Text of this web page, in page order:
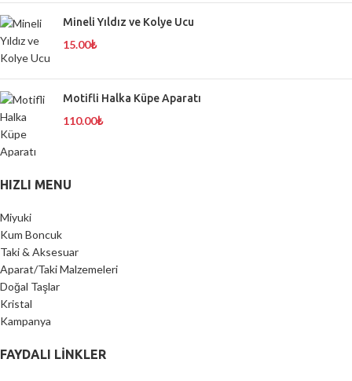
Mineli Yıldız ve Kolye Ucu
15.00₺
Motifli Halka Küpe Aparatı
110.00₺
HIZLI MENU
Miyuki
Kum Boncuk
Taki & Aksesuar
Aparat/Taki Malzemeleri
Doğal Taşlar
Kristal
Kampanya
FAYDALI LİNKLER